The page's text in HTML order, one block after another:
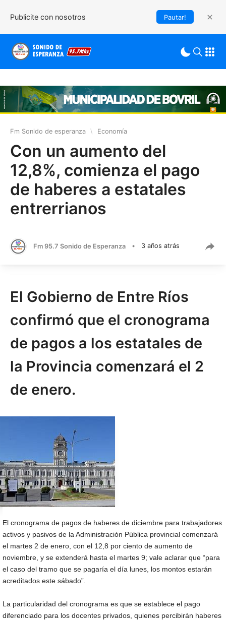
Publicite con nosotros Pautar!
Fm Sonido de esperanza \ Economía
Con un aumento del
12,8%, comienza el pago
de haberes a estatales
entrerrianos
Fm 95.7 Sonido de Esperanza • 3 años atrás
El Gobierno de Entre Ríos
confirmó que el cronograma
de pagos a los estatales de
la Provincia comenzará el 2
de enero.
El cronograma de pagos de haberes de diciembre para trabajadores
activos y pasivos de la Administración Pública provincial comenzará
el martes 2 de enero, con el 12,8 por ciento de aumento de
noviembre, y se extenderá hasta el martes 9; vale aclarar que “para
el caso del tramo que se pagaría el día lunes, los montos estarán
acreditados este sábado”.
La particularidad del cronograma es que se establece el pago
diferenciado para los docentes privados, quienes percibirán haberes